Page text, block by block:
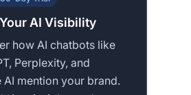
AI Visibility
how AI chatbots like
Perplexity, and
AI mention your brand.